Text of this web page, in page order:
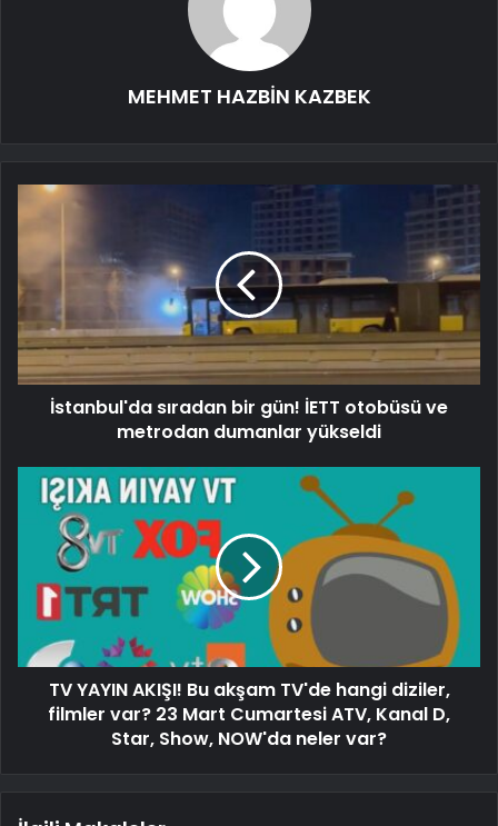
MEHMET HAZBİN KAZBEK
İstanbul'da sıradan bir gün! İETT otobüsü ve
metrodan dumanlar yükseldi
TV YAYIN AKIŞI! Bu akşam TV'de hangi diziler,
filmler var? 23 Mart Cumartesi ATV, Kanal D,
Star, Show, NOW'da neler var?